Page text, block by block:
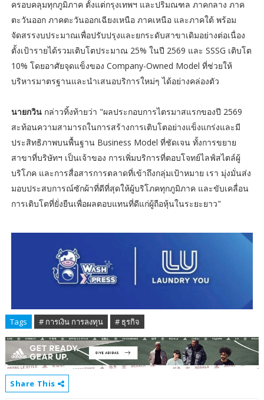
ครอบคลุมทุกภูมิภาค ตั้งแต่กรุงเทพฯ และปริมณฑล ภาคกลาง ภาค
ตะวันออก ภาคตะวันออกเฉียงเหนือ ภาคเหนือ และภาคใต้ พร้อม
จัดสรรงบประมาณเพื่อปรับปรุงและยกระดับสาขาเดิมอย่างต่อเนื่อง
ตั้งเป้ารายได้รวมเติบโตประมาณ 25% ในปี 2569 และ SSSG เติบโต
10% โดยอาศัยจุดแข็งของ Company-Owned Model ที่ช่วยให้
บริหารมาตรฐานและนำเสนอบริการใหม่ๆ ได้อย่างคล่องตัว
นายกวินกล่าวทิ้งท้ายว่า "ผลประกอบการไตรมาสแรกของปี 2569
สะท้อนความสามารถในการสร้างการเติบโตอย่างแข็งแกร่งและมี
ประสิทธิภาพบนพื้นฐาน Business Model ที่ชัดเจน ทั้งการขยาย
สาขาที่บริษัทฯ เป็นเจ้าของ การเพิ่มบริการที่ตอบโจทย์ไลฟ์สไตล์ผู้
บริโภค และการสื่อสารการตลาดที่เข้าถึงกลุ่มเป้าหมาย เรา มุ่งมั่นส่ง
มอบประสบการณ์ซักผ้าที่ดีที่สุดให้ผู้บริโภคทุกภูมิภาค และขับเคลื่อน
การเติบโตที่ยั่งยืนเพื่อผลตอบแทนที่ดีแก่ผู้ถือหุ้นในระยะยาว"
Tags # การเงิน การลงทุน # ธุรกิจ
Share This